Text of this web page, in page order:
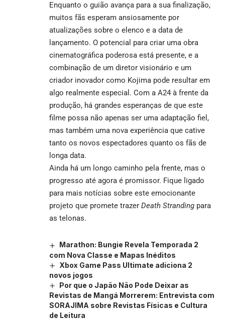
Enquanto o guião avança para a sua finalização,
muitos fãs esperam ansiosamente por
atualizações sobre o elenco e a data de
lançamento. O potencial para criar uma obra
cinematográfica poderosa está presente, e a
combinação de um diretor visionário e um
criador inovador como Kojima pode resultar em
algo realmente especial. Com a A24 à frente da
produção, há grandes esperanças de que este
filme possa não apenas ser uma adaptação fiel,
mas também uma nova experiência que cative
tanto os novos espectadores quanto os fãs de
longa data.
Ainda há um longo caminho pela frente, mas o
progresso até agora é promissor. Fique ligado
para mais notícias sobre este emocionante
projeto que promete trazer Death Stranding para
as telonas.
Marathon: Bungie Revela Temporada 2
com Nova Classe e Mapas Inéditos
Xbox Game Pass Ultimate adiciona 2
novos jogos
Por que o Japão Não Pode Deixar as
Revistas de Mangá Morrerem: Entrevista com
SORAJIMA sobre Revistas Físicas e Cultura
de Leitura